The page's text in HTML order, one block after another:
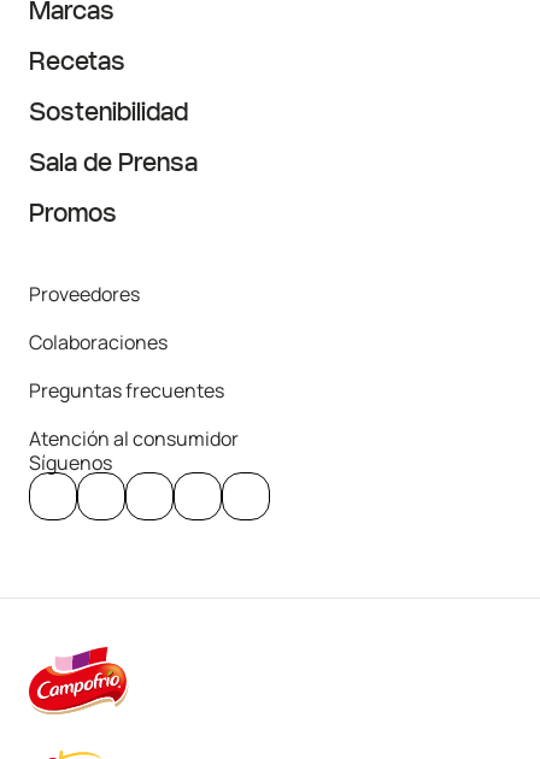
Marcas
Recetas
Sostenibilidad
Sala de Prensa
Promos
Proveedores
Colaboraciones
Preguntas frecuentes
Atención al consumidor
Síguenos